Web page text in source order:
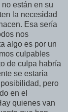
están en su
la necesidad
Esa sería
nos
algo es por un
culpables
de culpa habría
se estaría
pero
en el
quienes van